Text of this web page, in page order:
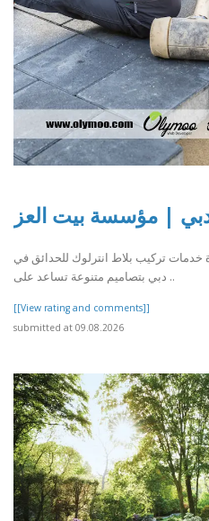
| مؤسسة بيت العز
تركيب بلاط انترلوك للحدائق في
دبي بتصاميم متنوعة تساعد على ..
[[View rating and comments]]
submitted at 09.08.2026